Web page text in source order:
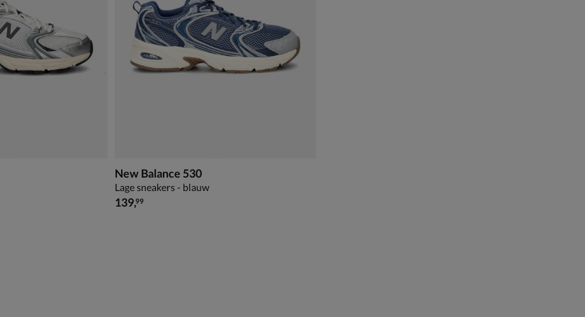
New Balance 530
Lage sneakers - blauw
€ 139,99
139,99